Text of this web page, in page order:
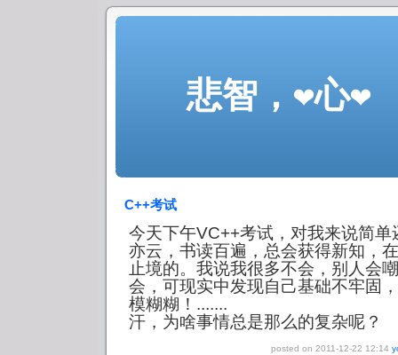
悲智，❤心❤
C++考试
今天下午VC++考试，对我来说简
亦云，书读百遍，总会获得新知，
止境的。我说我很多不会，别人会
会，可现实中发现自己基础不牢固
模糊糊！.......
汗，为啥事情总是那么的复杂呢？
posted on 2011-12-22 12:14